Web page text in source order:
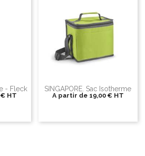
- Fleck
€ HT
SINGAPORE. Sac Isotherme
A partir de 19,00 € HT